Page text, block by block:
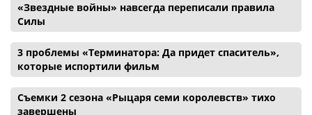
«Звездные войны» навсегда переписали правила
Силы
3 проблемы «Терминатора: Да придет спаситель»,
которые испортили фильм
Съемки 2 сезона «Рыцаря семи королевств» тихо
завершены